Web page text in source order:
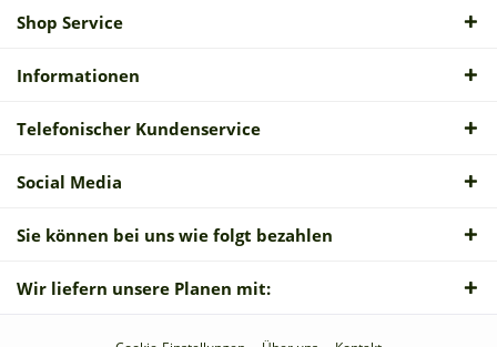
Shop Service
Informationen
Telefonischer Kundenservice
Social Media
Sie können bei uns wie folgt bezahlen
Wir liefern unsere Planen mit: